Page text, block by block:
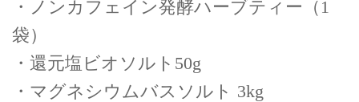
・ノンカフェイン発酵ハーブティー（1
袋）
・還元塩ビオソルト50g
・マグネシウムバスソルト 3kg